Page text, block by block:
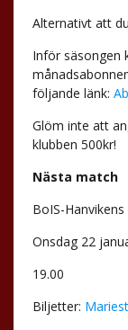
Alternativt att
Inför säsongen
följande länk:
Glöm inte att
klubben 500kr!
Nästa match
BoIS-Hanvikens
Onsdag 22
19.00
Biljetter: